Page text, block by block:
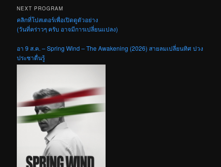
NEXT PROGRAM
คลิกที่โปสเตอร์เพื่อเปิดดูตัวอย่าง
(วันที่คร่าวๆ ครับ อาจมีการเปลี่ยนแปลง)
อา 9 ส.ค. – Spring Wind – The Awakening (2026) สายลมเปลี่ยนทิศ ปวง
ประชาตื่นรู้